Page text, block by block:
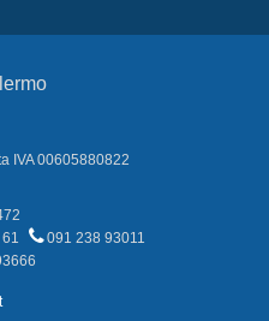
IVA 00605880822
091 238 93011